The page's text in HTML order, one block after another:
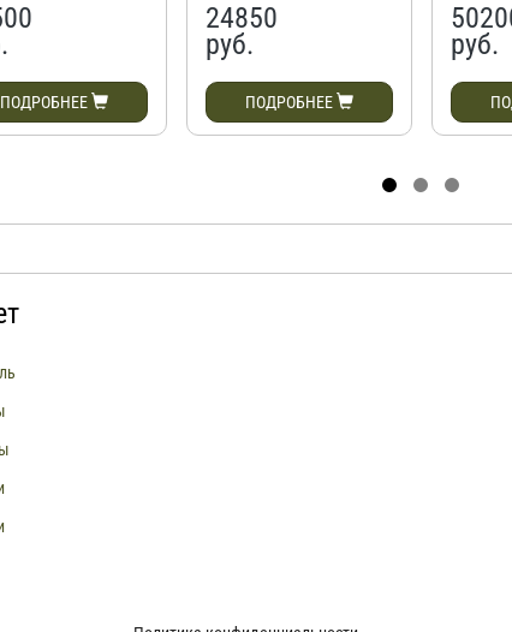
ПОДРОБНЕЕ
24850
руб.
ПОДРОБНЕЕ
руб.